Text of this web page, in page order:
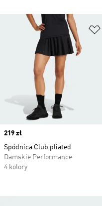
Price
219 zł
Spódnica Club pliated
Damskie Performance
4 kolory